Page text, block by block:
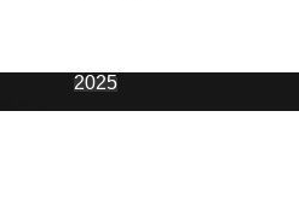
2025